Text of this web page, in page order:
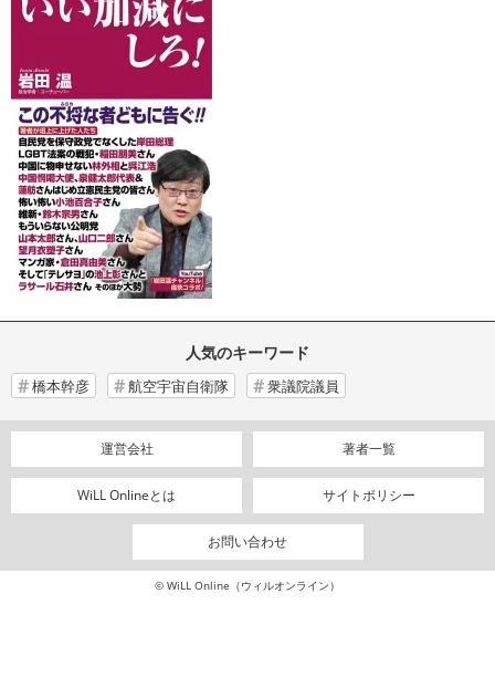
人気のキーワード
橋本幹彦 航空宇宙自衛隊 衆議院議員
運営会社 著者一覧
WiLL Onlineとは サイトポリシー
お問い合わせ
© WiLL Online（ウィルオンライン）